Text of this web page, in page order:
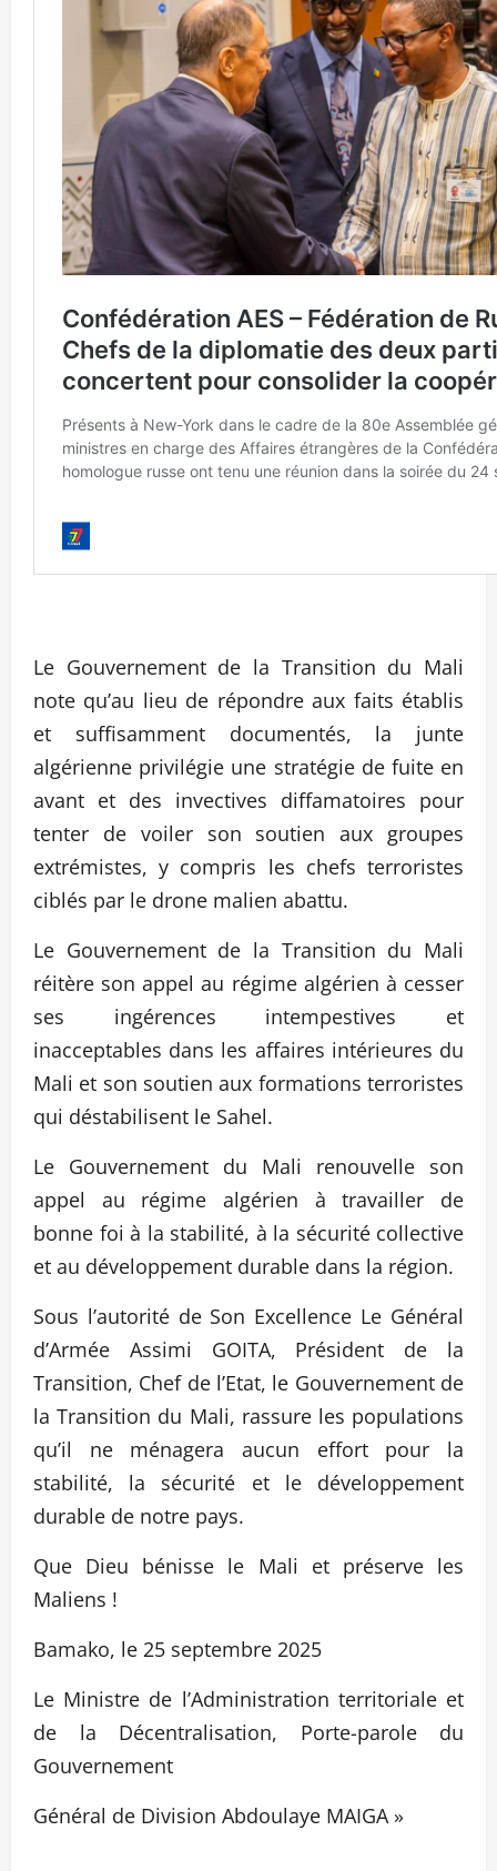
Le Gouvernement de la Transition du Mali
note qu’au lieu de répondre aux faits établis
et suffisamment documentés, la junte
algérienne privilégie une stratégie de fuite en
avant et des invectives diffamatoires pour
tenter de voiler son soutien aux groupes
extrémistes, y compris les chefs terroristes
ciblés par le drone malien abattu.
Le Gouvernement de la Transition du Mali
réitère son appel au régime algérien à cesser
ses ingérences intempestives et
inacceptables dans les affaires intérieures du
Mali et son soutien aux formations terroristes
qui déstabilisent le Sahel.
Le Gouvernement du Mali renouvelle son
appel au régime algérien à travailler de
bonne foi à la stabilité, à la sécurité collective
et au développement durable dans la région.
Sous l’autorité de Son Excellence Le Général
d’Armée Assimi GOITA, Président de la
Transition, Chef de l’Etat, le Gouvernement de
la Transition du Mali, rassure les populations
qu’il ne ménagera aucun effort pour la
stabilité, la sécurité et le développement
durable de notre pays.
Que Dieu bénisse le Mali et préserve les
Maliens !
Bamako, le 25 septembre 2025
Le Ministre de l’Administration territoriale et
de la Décentralisation, Porte-parole du
Gouvernement
Général de Division Abdoulaye MAIGA »